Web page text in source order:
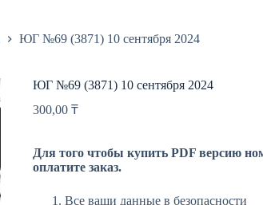
ЮГ №69 (3871) 10 сентября 2024
ЮГ №69 (3871) 10 сентября 2024
300,00 ₸
Для того чтобы купить PDF версию
оплатите заказ.
Все ваши данные в безопасности